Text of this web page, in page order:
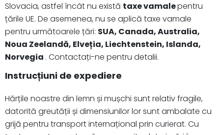
Slovacia, astfel încât nu există taxe vamalepentru
țările UE. De asemenea, nu se aplică taxe vamale
pentru următoarele țări: SUA, Canada, Australia,
Noua Zeelandă, Elveția, Liechtenstein, Islanda,
Norvegia . Contactați-ne pentru detalii.
Instrucțiuni de expediere
Hărțile noastre din lemn și mușchi sunt relativ fragile,
datorită greutății și dimensiunilor lor sunt ambalate cu
grijă pentru transport internațional prin curierat. Cu